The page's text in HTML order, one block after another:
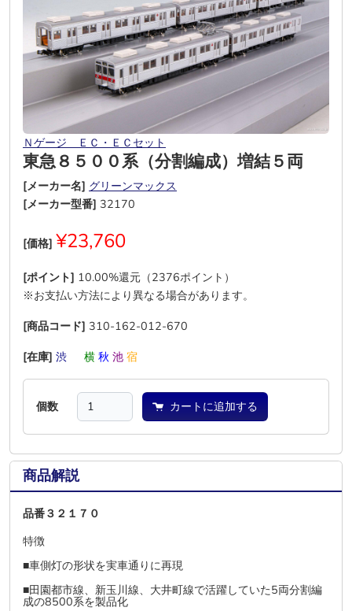
Ｎゲージ ＥＣ・ＥＣセット
東急８５００系（分割編成）増結５両
[メーカー名] グリーンマックス
[メーカー型番] 32170
[価格] ¥23,760
[ポイント] 10.00%還元（2376ポイント）
※お支払い方法により異なる場合があります。
[商品コード] 310-162-012-670
[在庫] 渋 横 秋 池 宿
個数 カートに追加する
商品解説
品番３２１７０
特徴
■車側灯の形状を実車通りに再現
■田園都市線、新玉川線、大井町線で活躍していた5両分割編
成の8500系を製品化